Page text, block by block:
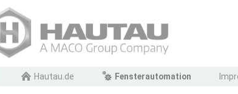
NavigationHautau.de Fensterautomation